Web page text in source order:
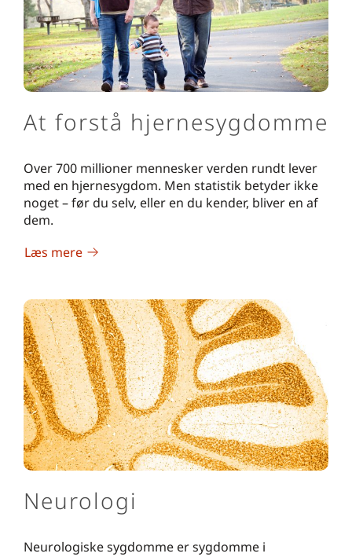
At forstå hjernesygdomme
Over 700 millioner mennesker verden rundt lever
med en hjernesygdom. Men statistik betyder ikke
noget – før du selv, eller en du kender, bliver en af
dem.
Læs mere
Neurologi
Neurologiske sygdomme er sygdomme i